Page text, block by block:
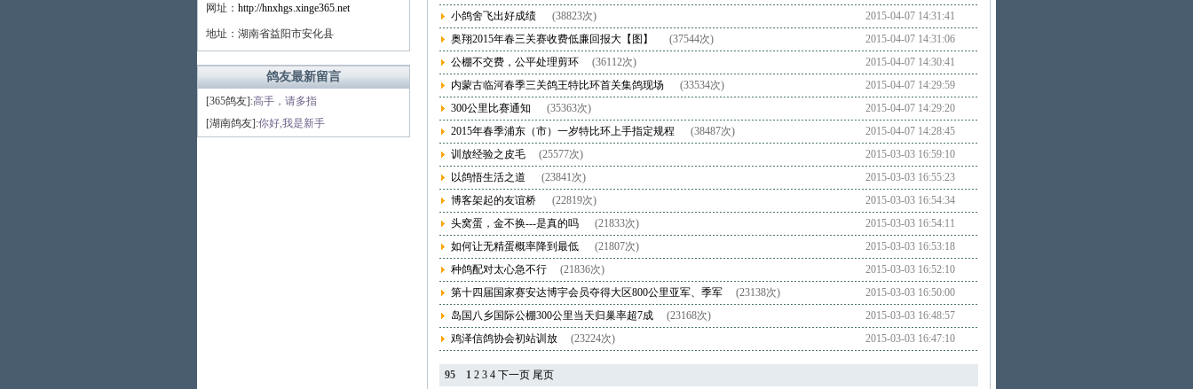
网址： http://hnxhgs.xinge365.net
地址：湖南省益阳市安化县
鸽友最新留言
[365鸽友]:高手，请多指
[湖南鸽友]:你好,我是新手
小鸽舍飞出好成绩
(38823次)
2015-04-07 14:31:41
奥翔2015年春三关赛收费低廉回报大【图】
(37544次)
2015-04-07 14:31:06
公棚不交费，公平处理剪环
(36112次)
2015-04-07 14:30:41
内蒙古临河春季三关鸽王特比环首关集鸽现场
(33534次)
2015-04-07 14:29:59
300公里比赛通知
(35363次)
2015-04-07 14:29:20
2015年春季浦东（市）一岁特比环上手指定规程
(38487次)
2015-04-07 14:28:45
训放经验之皮毛
(25577次)
2015-03-03 16:59:10
以鸽悟生活之道
(23841次)
2015-03-03 16:55:23
博客架起的友谊桥
(22819次)
2015-03-03 16:54:34
头窝蛋，金不换---是真的吗
(21833次)
2015-03-03 16:54:11
如何让无精蛋概率降到最低
(21807次)
2015-03-03 16:53:18
种鸽配对太心急不行
(21836次)
2015-03-03 16:52:10
第十四届国家赛安达博宇会员夺得大区800公里亚军、季军
(23138次)
2015-03-03 16:50:00
岛国八乡国际公棚300公里当天归巢率超7成
(23168次)
2015-03-03 16:48:57
鸡泽信鸽协会初站训放
(23224次) 2015-03-03 16:47:10
95 1 2 3 4 下一页 尾页